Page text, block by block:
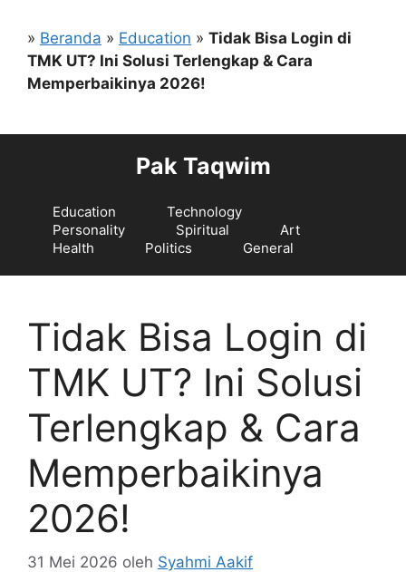
» Beranda » Education » Tidak Bisa Login di
TMK UT? Ini Solusi Terlengkap & Cara
Memperbaikinya 2026!
Pak Taqwim
Education
Technology
Personality
Spiritual
Art
Health
Politics General
Tidak Bisa Login di
TMK UT? Ini Solusi
Terlengkap & Cara
Memperbaikinya
2026!
31 Mei 2026 oleh Syahmi Aakif